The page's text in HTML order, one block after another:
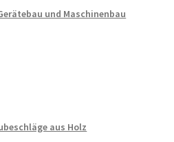
und Maschinenbau
aus Holz